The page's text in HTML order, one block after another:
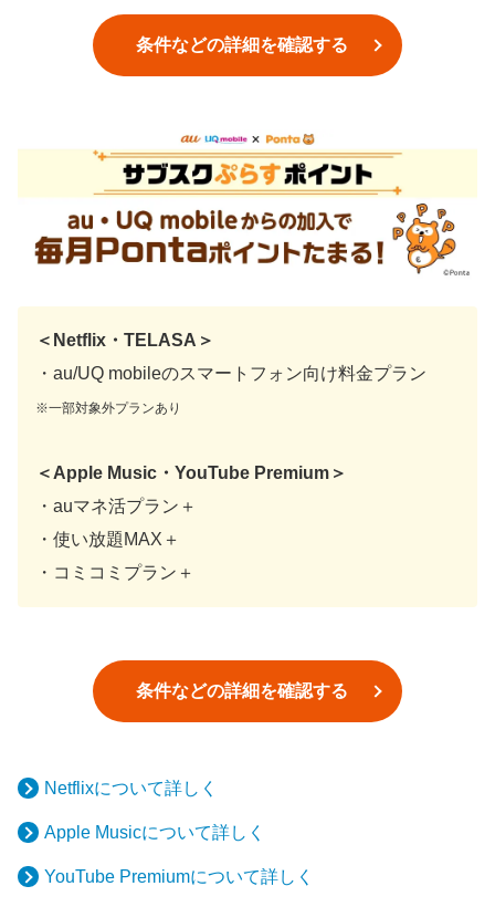
条件などの詳細を確認する
＜Netflix・TELASA＞
・au/UQ mobileのスマートフォン向け料金プラン
※一部対象外プランあり
＜Apple Music・YouTube Premium＞
・auマネ活プラン＋
・使い放題MAX＋
・コミコミプラン＋
条件などの詳細を確認する
Netflixについて詳しく
Apple Musicについて詳しく
YouTube Premiumについて詳しく